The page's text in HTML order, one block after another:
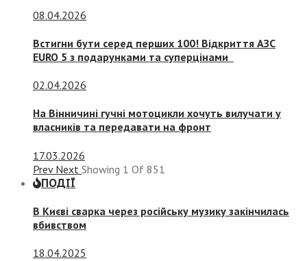
08.04.2026
Встигни бути серед перших 100! Відкриття АЗС
EURO 5 з подарунками та суперцінами
02.04.2026
На Вінничині гучні мотоцикли хочуть вилучати у
власників та передавати на фронт
17.03.2026
Prev Next Showing 1 Of 851
ПОДІЇ
В Києві сварка через російську музику закінчилась
вбивством
18.04.2025